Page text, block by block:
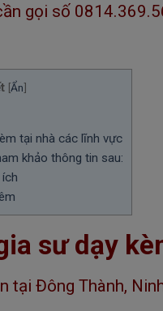
gọi số
[Ẩn]
tại nhà các lĩnh vực
khảo thông tin sau:
sư dạy
tại Đông Thành,